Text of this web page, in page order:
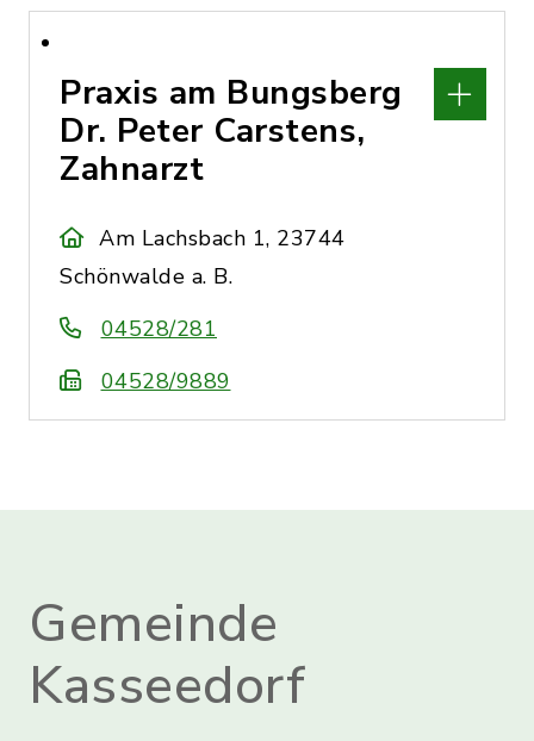
Praxis am Bungsberg
Dr. Peter Carstens,
Zahnarzt
Am Lachsbach 1, 23744
Schönwalde a. B.
04528/281
04528/9889
Gemeinde
Kasseedorf